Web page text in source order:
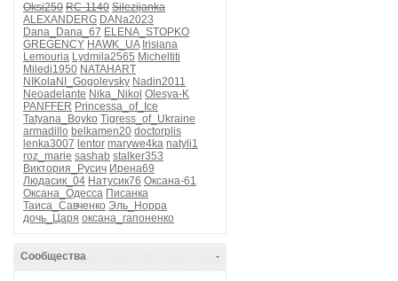
Oksi250 RC-1140 Silezijanka
ALEXANDERG DANa2023
Dana_Dana_67 ELENA_STOPKO
GREGENCY HAWK_UA Irisiana
Lemouria Lydmila2565 Micheltiti
Miledi1950 NATAHART
NIKolaNI_Gogolevsky Nadin2011
Neoadelante Nika_Nikol Olesya-K
PANFFER Princessa_of_Ice
Tatyana_Boyko Tigress_of_Ukraine
armadillo belkamen20 doctorplis
lenka3007 lentor marywe4ka natyli1
roz_marie sashab stalker353
Виктория_Русич Ирена69
Людасик_04 Натусик76 Оксана-61
Оксана_Одесса Писанка
Таиса_Савченко Эль_Норра
дочь_Царя оксана_гапоненко
-
Сообщества